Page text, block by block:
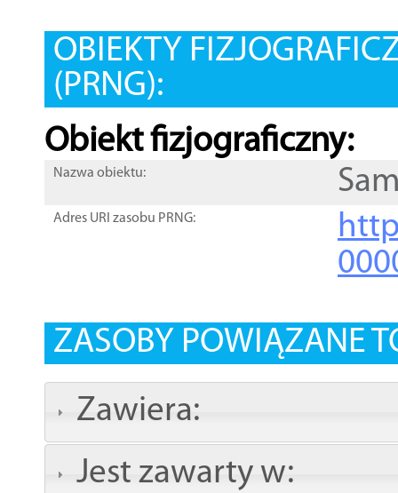
OBIEKTY
(PRNG):
Obiekt fizjograficzny:
Nazwa obiektu:
Adres URI zasobu PRNG:
ZASOBY POWIĄZANE
Zawiera:
Jest zawarty w: